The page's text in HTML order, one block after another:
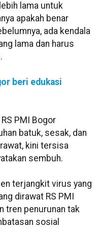
lama untuk
apakah benar
ada kendala
lama dan harus
beri edukasi
PMI Bogor
batuk, sesak, dan
kini tersisa
sembuh.
terjangkit virus yang
dirawat RS PMI
tren penurunan tak
sosial